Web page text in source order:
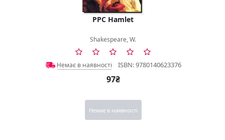
PPC Hamlet
Shakespeare, W.
Немає в наявності ISBN: 9780140623376
97₴
Немає в наявності